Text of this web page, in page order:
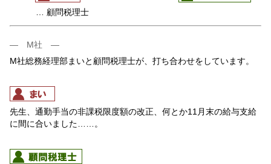
… 顧問税理士
― M社 ―
M社総務経理部まいと顧問税理士が、打ち合わせをしています。
先生、通勤手当の非課税限度額の改正、何とか11月末の給与支給
に間に合いました……。